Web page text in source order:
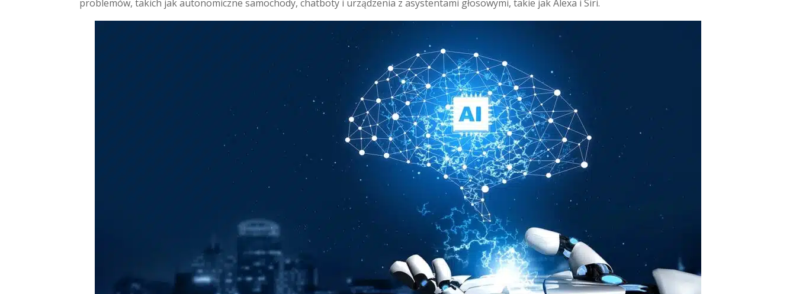
problemów, takich jak autonomiczne samochody, chatboty i urządzenia z asystentami głosowymi, takie jak Alexa i Siri.